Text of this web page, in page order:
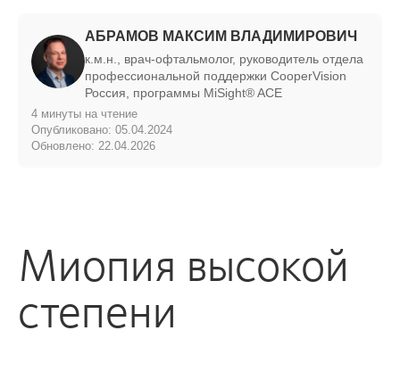
АБРАМОВ МАКСИМ ВЛАДИМИРОВИЧ
к.м.н., врач-офтальмолог, руководитель отдела
профессиональной поддержки CooperVision
Россия, программы MiSight® ACE
4 минуты на чтение
Опубликовано: 05.04.2024
Обновлено: 22.04.2026
Миопия высокой
степени